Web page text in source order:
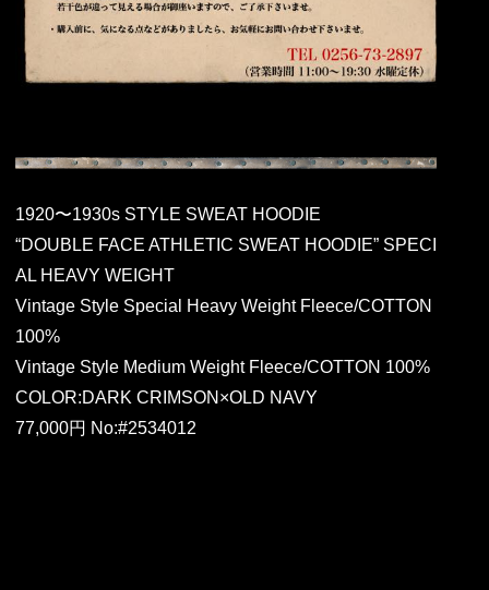
1920〜1930s STYLE SWEAT HOODIE
“DOUBLE FACE ATHLETIC SWEAT HOODIE” SPECI
AL HEAVY WEIGHT
Vintage Style Special Heavy Weight Fleece/COTTON
100%
Vintage Style Medium Weight Fleece/COTTON 100%
COLOR:DARK CRIMSON×OLD NAVY
77,000円 No:#2534012